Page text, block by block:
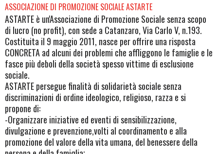
ASSOCIAZIONE DI PROMOZIONE SOCIALE ASTARTE
ASTARTE è un'Associazione di Promozione Sociale senza scopo
di lucro (no profit), con sede a Catanzaro, Via Carlo V, n.193.
Costituita il 9 maggio 2011, nasce per offrire una risposta
CONCRETA ad alcuni dei problemi che affliggono le famiglie e le
fasce più deboli della società spesso vittime di esclusione
sociale.
ASTARTE persegue finalità di solidarietà sociale senza
discriminazioni di ordine ideologico, religioso, razza e si
propone di:
-Organizzare iniziative ed eventi di sensibilizzazione,
divulgazione e prevenzione,volti al coordinamento e alla
promozione del valore della vita umana, del benessere della